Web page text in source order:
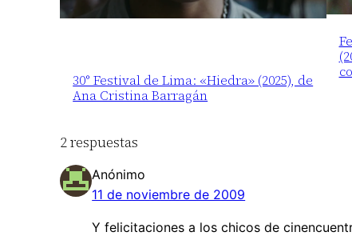
30° Festival de Lima: «Hiedra» (2025), de
Ana Cristina Barragán
2 respuestas
Anónimo
11 de noviembre de 2009
Y felicitaciones a los chicos de